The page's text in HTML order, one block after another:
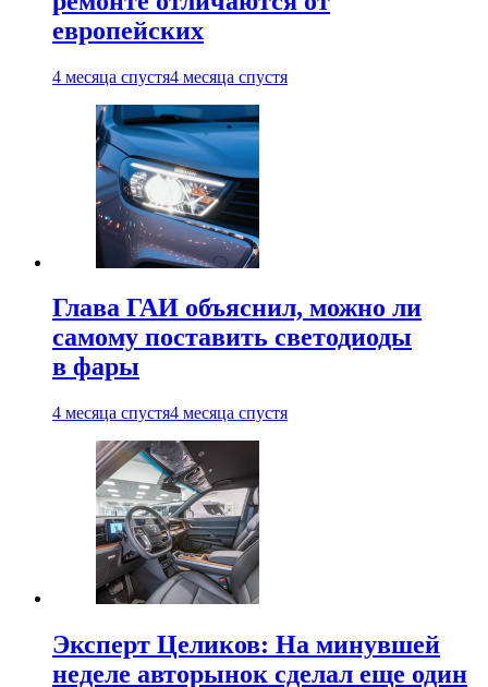
европейских
4 месяца спустя4 месяца спустя
Глава ГАИ объяснил, можно ли
самому поставить светодиоды
в фары
4 месяца спустя4 месяца спустя
Эксперт Целиков: На минувшей
неделе авторынок сделал еще один